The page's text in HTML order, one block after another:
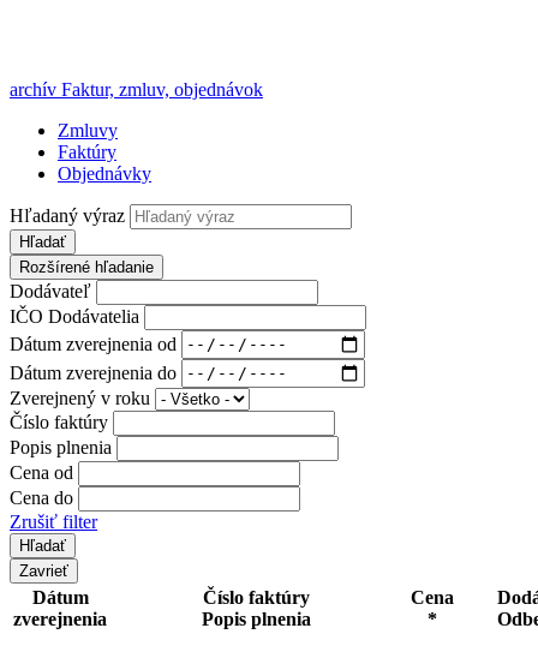
archív Faktur, zmluv, objednávok
Zmluvy
Faktúry
Objednávky
Hľadaný výraz
Hľadať
Rozšírené hľadanie
Dodávateľ
IČO Dodávatelia
Dátum zverejnenia od
Dátum zverejnenia do
Zverejnený v roku
Číslo faktúry
Popis plnenia
Cena od
Cena do
Zrušiť filter
Zavrieť
Dátum
zverejnenia
Číslo faktúry
Popis plnenia
Cena
*